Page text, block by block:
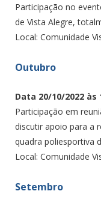
Participação no
de Vista Alegre,
Local: Comunidade
Outubro
Data 20/10/2022 às
Participação em
discutir apoio para a
quadra poliesportiva
Local: Comunidade
Setembro